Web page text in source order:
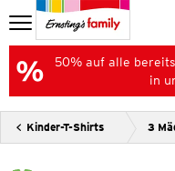
50% auf alle
in
Kinder-T-Shirts 3